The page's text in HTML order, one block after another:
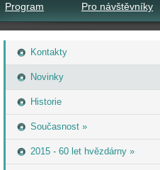
Program Pro návštěvníky
Kontakty
Novinky
Historie
Současnost »
2015 - 60 let hvězdárny »